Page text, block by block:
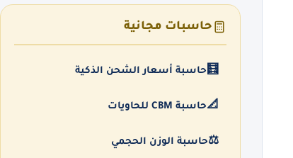
حاسبات مجانية
🧮 حاسبة أسعار الشحن الذكية
📐حاسبة CBM للحاويات
⚖️حاسبة الوزن الحجمي